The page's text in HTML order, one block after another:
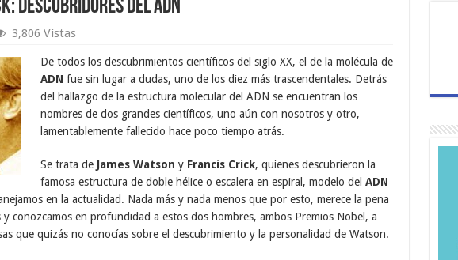
Descubridores del ADN
3,806 Vistas
De todos los descubrimientos científicos del siglo XX, el de la molécula de
ADN fue sin lugar a dudas, uno de los diez más trascendentales. Detrás
del hallazgo de la estructura molecular del ADN se encuentran los
nombres de dos grandes científicos, uno aún con nosotros y otro,
lamentablemente fallecido hace poco tiempo atrás.
Se trata de James Watson y Francis Crick, quienes descubrieron la
famosa estructura de doble hélice o escalera en espiral, modelo del ADN
en la actualidad. Nada más y nada menos que por esto, merece la pena
conozcamos en profundidad a estos dos hombres, ambos Premios Nobel, a
que quizás no conocías sobre el descubrimiento y la personalidad de Watson.